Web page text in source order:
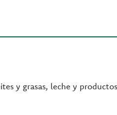
y grasas, leche y